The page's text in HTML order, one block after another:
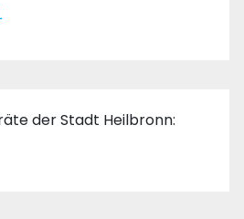
der Stadt Heilbronn: